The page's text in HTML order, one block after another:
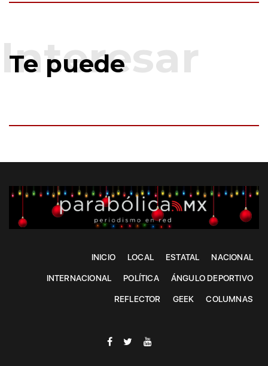
Te puede
INICIO LOCAL ESTATAL NACIONAL
INTERNACIONAL POLÍTICA ÁNGULO DEPORTIVO
REFLECTOR GEEK COLUMNAS